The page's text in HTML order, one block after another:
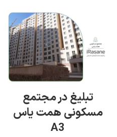
تبلیغ در مجتمع
مسکونی همت یاس
A3